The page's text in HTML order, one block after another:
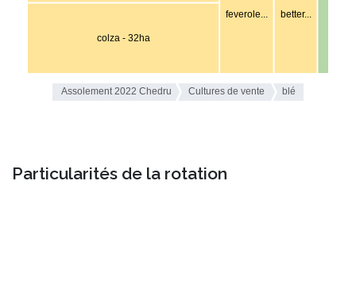
Particularités de la rotation